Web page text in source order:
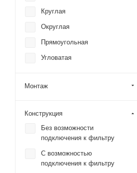
Круглая
Округлая
Прямоугольная
Угловатая
Монтаж
Конструкция
Без возможности
подключения к фильтру
С возможностью
подключения к фильтру